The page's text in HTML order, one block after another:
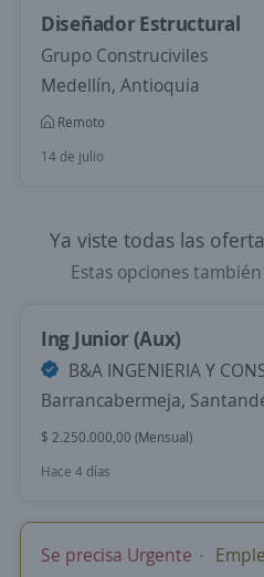
Diseñador Estructural
Grupo Construciviles
Medellín, Antioquia
Remoto
14 de julio
Ya viste todas las
Estas opciones
Ing Junior (Aux)
B&A INGENIERIA Y
Barrancabermeja,
$ 2.250.000,00 (Mensual)
Hace 4 días
Se precisa Urgente